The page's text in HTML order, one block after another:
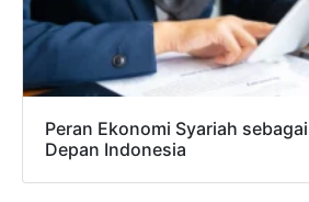
Peran Ekonomi Syariah
Depan Indonesia